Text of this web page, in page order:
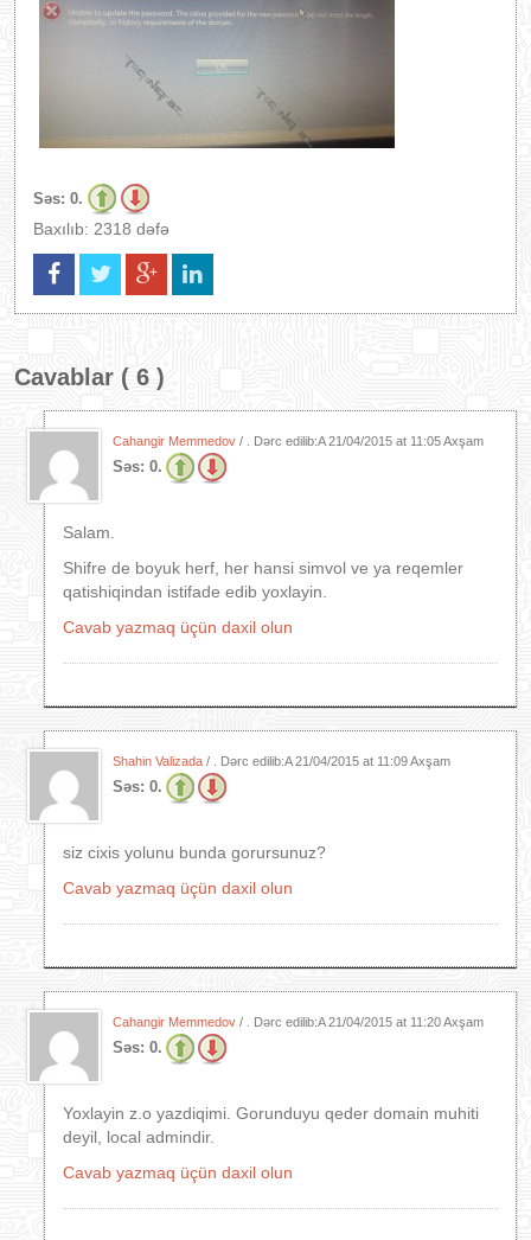
Səs: 0.
Baxılıb: 2318 dəfə
Cavablar ( 6 )
Cahangir Memmedov / . Dərc edilib:A21/04/2015 at 11:05 Axşam
Səs: 0.
Salam.
Shifre de boyuk herf, her hansi simvol ve ya reqemler
qatishiqindan istifade edib yoxlayin.
Cavab yazmaq üçün daxil olun
Shahin Valizada / . Dərc edilib:A21/04/2015 at 11:09 Axşam
Səs: 0.
siz cixis yolunu bunda gorursunuz?
Cavab yazmaq üçün daxil olun
Cahangir Memmedov / . Dərc edilib:A21/04/2015 at 11:20 Axşam
Səs: 0.
Yoxlayin z.o yazdiqimi. Gorunduyu qeder domain muhiti
deyil, local admindir.
Cavab yazmaq üçün daxil olun